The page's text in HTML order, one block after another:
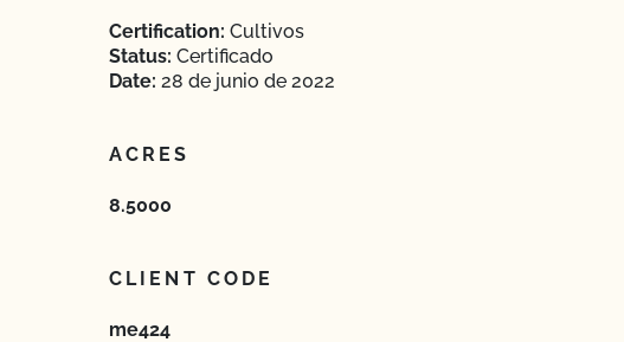
Certification: Cultivos
Status: Certificado
Date: 28 de junio de 2022
ACRES
8.5000
CLIENT CODE
me424